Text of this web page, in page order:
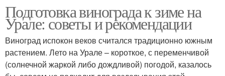
Подготовка винограда к зиме на
Урале: советы и рекомендации
Виноград испокон веков считался традиционно южным
растением. Лето на Урале – короткое, с переменчивой
(солнечной жаркой либо дождливой) погодой, казалось